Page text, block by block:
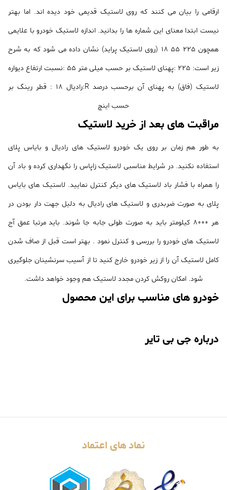
ارقامی را بیان می کنند که روی لاستیک قدیمی خود دیده اند. اما بهتر
نیست ابتدا معنای این شماره ها را بدانید. اندازه لاستیک خودرو با علایمی
همچون 225 55 18 (روی لاستیک پراید) نشان داده می شود که به شرح
زیر است: 225 :پهنای لاستیک بر حسب میلی متر 55 :نسبت ارتفاع دیواره
لاستیک (فاق) به پهنای آن برحسب درصد R:رادیال 18 : قطر رینگ بر
حسب اینچ
مراقبت های بعد از خرید لاستیک
به طور هم زمان بر روی یک خودرو لاستیک های رادیال و بایاس پلای
استفاده نکنید. در شرایط مناسبی لاستیک زاپاس را نگهداری کرده و باد آن
را همراه با فشار باد لاستیک های دیگر کنترل نمایید. لاستیک های بایاس
پلای به صورت ضربدری و لاستیک های رادیال به دلیل جهت دار بودن در
هر 8000 کیلومتر باید به صورت طولی جابه جا شوند. باید مرتبا عمق آج
لاستیک های خودرو را بررسی و کنترل نمود . بهتر است قبل از صاف شدن
کامل لاستیک آن را از زیر خودرو خارج کنید تا از آسیب سرنشینان جلوگیری
شود. امکان روکش کردن مجدد لاستیک هم وجود خواهد داشت.
خودرو های مناسب برای این محصول
درباره جی بی تایر
نماد های اعتماد